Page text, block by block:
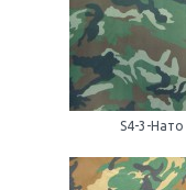
S4-3-Нато